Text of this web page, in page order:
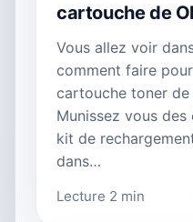
cartouche de
Vous allez voir
comment faire
cartouche toner de
Munissez vous des
kit de
dans…
Lecture 2 min